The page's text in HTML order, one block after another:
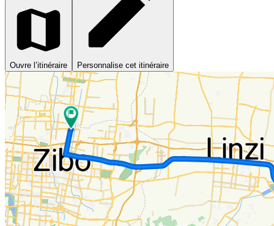
Ouvre l’itinéraire Personnalise cet itinéraire